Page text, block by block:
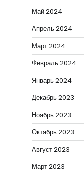
Май 2024
Апрель 2024
Март 2024
Февраль 2024
Январь 2024
Декабрь 2023
Ноябрь 2023
Октябрь 2023
Август 2023
Март 2023